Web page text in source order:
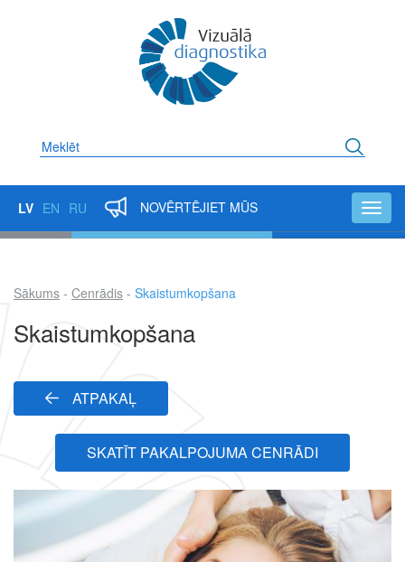
Meklēt
LV EN RU NOVĒRTĒJIET MŪS
Atpakaļceļš
Sākums Cenrādis Skaistumkopšana
Skaistumkopšana
ATPAKAĻ
SKATĪT PAKALPOJUMA CENRĀDI